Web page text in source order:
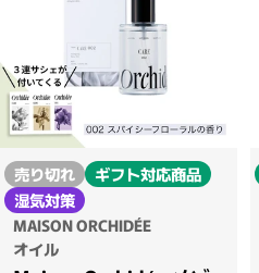
売り切れ
ギフト対応商品
湿気対策
MAISON ORCHIDÉE
オイル